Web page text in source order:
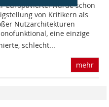
Europaviertel wurde schon
von Kritikern als
Nutzarchitekturen
eine einzige
schlecht...
mehr